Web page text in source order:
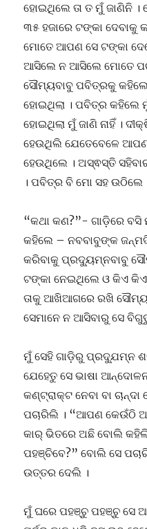
ହୋଇଥିଲେ ତା ତ ମୁଁ ଜାଣିନି
୩୫ ହଜାରେ ଟଙ୍କା ଦେବାକୁ
ମୋତେ ଆପଣ ସେ ଟଙ୍କା
ଆସିଲେ ନ ଆସିଲେ ମୋତେ
ସୌମ୍ୟବାବୁ ପବିତ୍ରକୁ
ହୋଇଥିଲା । ପବିତ୍ର
ହୋଇଥିଲା ମୁଁ ଜାଣି ନାହିଁ ।
ହେଉଥିଲି ଯେତେବେଳେ
ହେଉଥିଲେ । ଅସ୍ଵସ୍ତି
। ପବିତ୍ର ବି ମୋ ସହ ଉଠିଲେ
“କଥା କଣ?”- ଗାଡ଼ିରେ
କହିଲେ – ନବବାବୁଙ୍କ
କରିବାକୁ ପ୍ରଦ୍ୟୁମ୍ନବାବୁ
ଟଙ୍କା ନେଇଥିଲେ ଓ କିଏ
ତାକୁ ଆଖିଆଗରେ ରଖି
ସେମାନେ ନ ଆସିବାରୁ ସେ
ମୁଁ ସେହି ଗାଡ଼ିରୁ ପ୍ରଦ୍ଯୁମ୍ନ
ଯେହେତୁ ସେ ଭାଷା
କଣ୍ଟ୍ରାକ୍ଟ ନେବା ବା
ପଚାରିଲି । “ଆପଣ କେଉଁଠି
କାର୍ ଭିତରେ ଅଛି ବୋଲି
ପହଞ୍ଚିବେ?” ବୋଲି ସେ
ଉତ୍ତର ଦେଲି ।
ମୁଁ ଘରେ ପହଞ୍ଚୁ ପହଞ୍ଚୁ ସେ